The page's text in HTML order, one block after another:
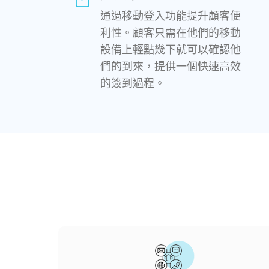
通過移動登入功能提升顧客便
利性。顧客只需在他們的移動
設備上輕點幾下就可以確認他
們的到來，提供一個快速高效
的簽到過程。